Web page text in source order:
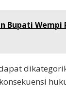
Bupati Wempi